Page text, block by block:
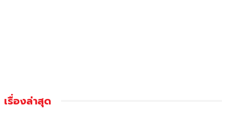
เรื่องล่าสุด